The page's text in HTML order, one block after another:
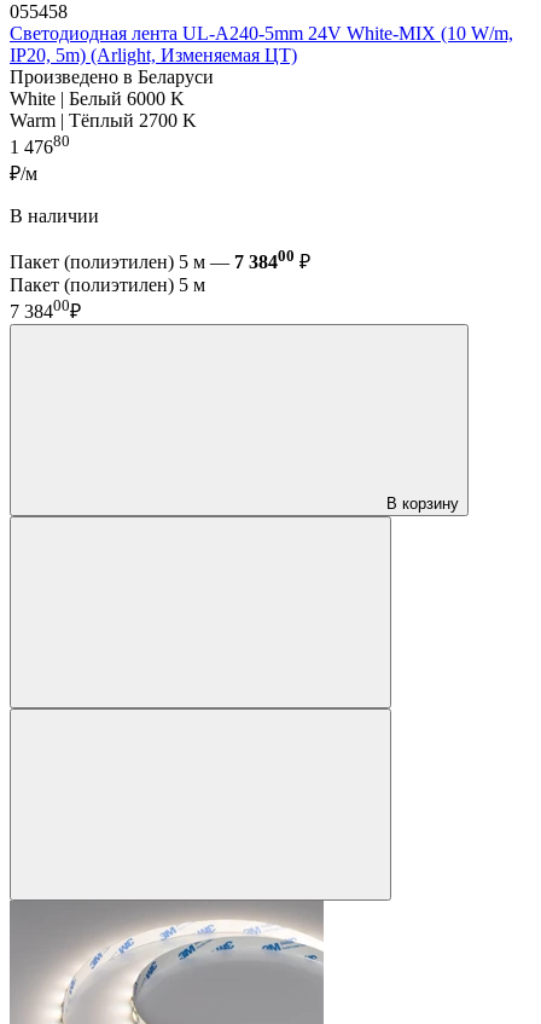
055458
Светодиодная лента UL-A240-5mm 24V White-MIX (10 W/m,
IP20, 5m) (Arlight, Изменяемая ЦТ)
Произведено в Беларуси
White | Белый 6000 K
Warm | Тёплый 2700 K
1 47680
₽/м
В наличии
Пакет (полиэтилен) 5 м — 7 38400 ₽
Пакет (полиэтилен) 5 м
7 38400₽
В корзину